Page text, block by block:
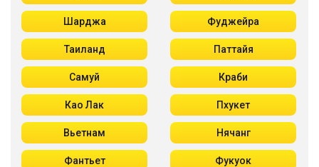
Шарджа Фуджейра
Таиланд Паттайя
Самуй Краби
Као Лак Пхукет
Вьетнам Нячанг
Фантьет Фукуок